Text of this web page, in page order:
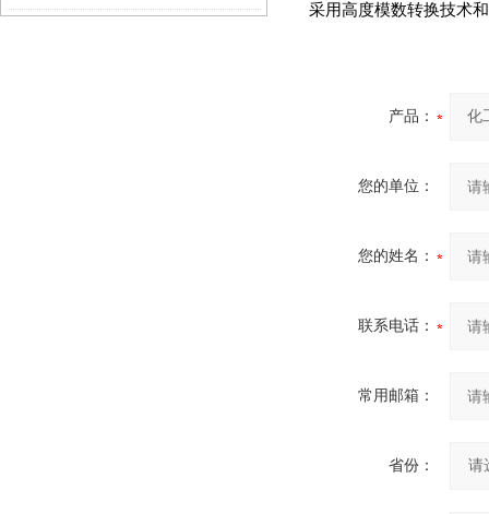
采用高度模数转换技术
产品：
您的单位：
您的姓名：
联系电话：
常用邮箱：
省份：